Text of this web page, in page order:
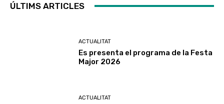
ÚLTIMS ARTICLES
ACTUALITAT
Es presenta el programa de la Festa
Major 2026
ACTUALITAT